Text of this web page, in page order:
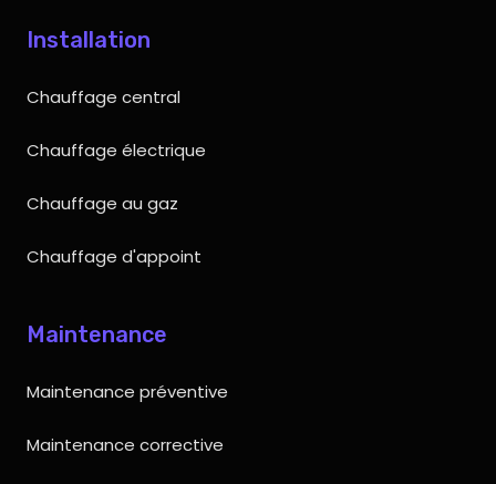
Installation
Chauffage central
Chauffage électrique
Chauffage au gaz
Chauffage d'appoint
Maintenance
Maintenance préventive
Maintenance corrective